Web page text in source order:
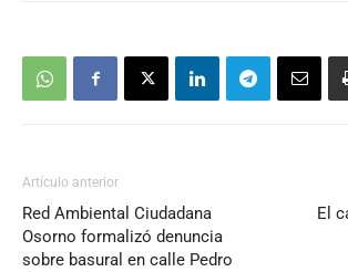
Artículo anterior
Red Ambiental Ciudadana
Osorno formalizó denuncia
sobre basural en calle Pedro
El